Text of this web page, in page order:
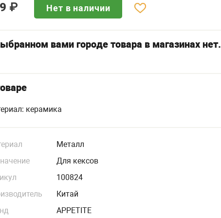
₽ Нет в наличии
вами городе товара в магазинах нет.
керамика
Металл
Для кексов
100824
Китай
APPETITE